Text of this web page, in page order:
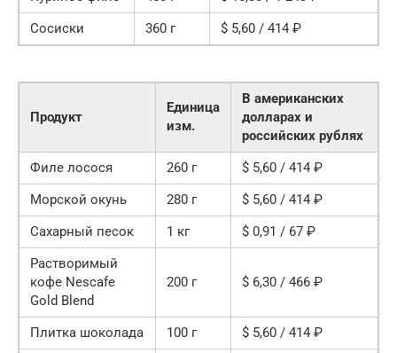
Сосиски
360 г $ 5,60 / 414 ₽
Продукт
Единица
изм.
В американских
долларах и
российских рублях
Филе лосося
260 г
$ 5,60 / 414 ₽
Морской окунь
280 г
$ 5,60 / 414 ₽
Сахарный песок
1 кг
$ 0,91 / 67 ₽
Растворимый
кофе Nescafe
Gold Blend
200 г $ 6,30 / 466 ₽
Плитка шоколада 100 г
$ 5,60 / 414 ₽